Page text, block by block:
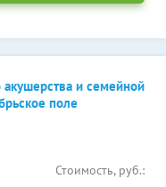
и семейной
поле
Стоимость, руб.: